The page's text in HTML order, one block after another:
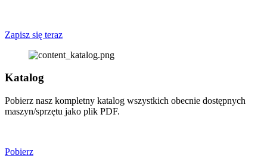
Zapisz się teraz
Katalog
Pobierz nasz kompletny katalog wszystkich obecnie dostępnych
maszyn/sprzętu jako plik PDF.
Pobierz